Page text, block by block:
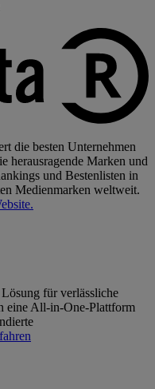
die besten Unternehmen
herausragende Marken und
und Bestenlisten in
Medienmarken weltweit.
für verlässliche
eine All-in-One-Plattform